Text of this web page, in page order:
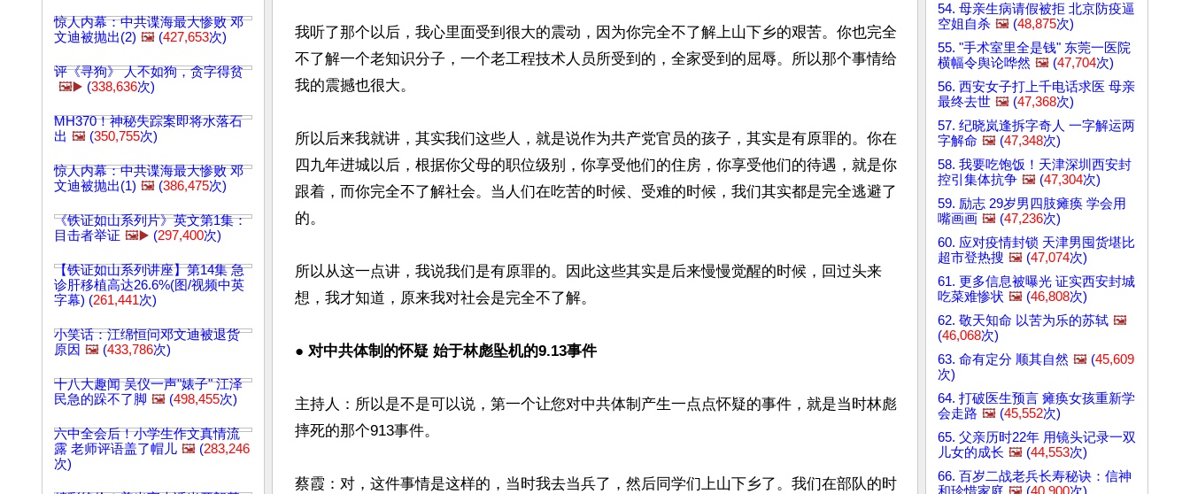
惊人内幕：中共谍海最大惨败 邓
文迪被抛出(2) 🖼️ (427,653次)
评《寻狗》 人不如狗，贪字得贫
🖼️▶️ (338,636次)
MH370！神秘失踪案即将水落石
出 🖼️ (350,755次)
惊人内幕：中共谍海最大惨败 邓
文迪被抛出(1) 🖼️ (386,475次)
《铁证如山系列片》英文第1集：
目击者举证 🖼️▶️ (297,400次)
【铁证如山系列讲座】第14集 急
诊肝移植高达26.6%(图/视频中英
字幕) (261,441次)
小笑话：江绵恒问邓文迪被退货
原因 🖼️ (433,786次)
十八大趣闻 吴仪一声"婊子" 江泽
民急的跺不了脚 🖼️ (498,455次)
六中全会后！小学生作文真情流
露 老师评语盖了帽儿 🖼️ (283,246
次)
我听了那个以后，我心里面受到很大的震动，因为你完全不了解上山下乡的艰苦。你也完全
不了解一个老知识分子，一个老工程技术人员所受到的，全家受到的屈辱。所以那个事情给
我的震撼也很大。
所以后来我就讲，其实我们这些人，就是说作为共产党官员的孩子，其实是有原罪的。你在
四九年进城以后，根据你父母的职位级别，你享受他们的住房，你享受他们的待遇，就是你
跟着，而你完全不了解社会。当人们在吃苦的时候、受难的时候，我们其实都是完全逃避了
的。
所以从这一点讲，我说我们是有原罪的。因此这些其实是后来慢慢觉醒的时候，回过头来
想，我才知道，原来我对社会是完全不了解。
● 对中共体制的怀疑 始于林彪坠机的9.13事件
主持人：所以是不是可以说，第一个让您对中共体制产生一点点怀疑的事件，就是当时林彪
摔死的那个913事件。
蔡霞：对，这件事情是这样的，当时我去当兵了，然后同学们上山下乡了。我们在部队的时
54. 母亲生病请假被拒 北京防疫逼
空姐自杀 🖼️ (48,875次)
55. "手术室里全是钱" 东莞一医院
横幅令舆论哗然 🖼️ (47,704次)
56. 西安女子打上千电话求医 母亲
最终去世 🖼️ (47,368次)
57. 纪晓岚逢拆字奇人 一字解运两
字解命 🖼️ (47,348次)
58. 我要吃饱饭！天津深圳西安封
控引集体抗争 🖼️ (47,304次)
59. 励志 29岁男四肢瘫痪 学会用
嘴画画 🖼️ (47,236次)
60. 应对疫情封锁 天津男囤货堪比
超市登热搜 🖼️ (47,074次)
61. 更多信息被曝光 证实西安封城
吃菜难惨状 🖼️ (46,808次)
62. 敬天知命 以苦为乐的苏轼 🖼️
(46,068次)
63. 命有定分 顺其自然 🖼️ (45,609
次)
64. 打破医生预言 瘫痪女孩重新学
会走路 🖼️ (45,552次)
65. 父亲历时22年 用镜头记录一双
儿女的成长 🖼️ (44,553次)
66. 百岁二战老兵长寿秘诀：信神
和珍惜家庭 🖼️ (40,900次)